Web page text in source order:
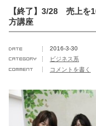
【終了】3/28 売上を
方講座
2016-3-30
ビジネス系
コメントを書く